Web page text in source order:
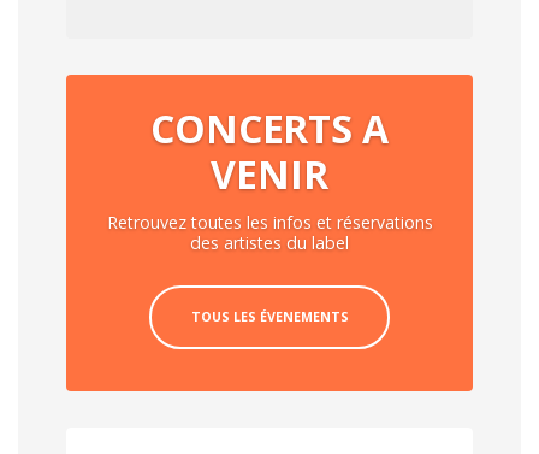
CONCERTS A
VENIR
Retrouvez toutes les infos et réservations
des artistes du label
TOUS LES ÉVENEMENTS